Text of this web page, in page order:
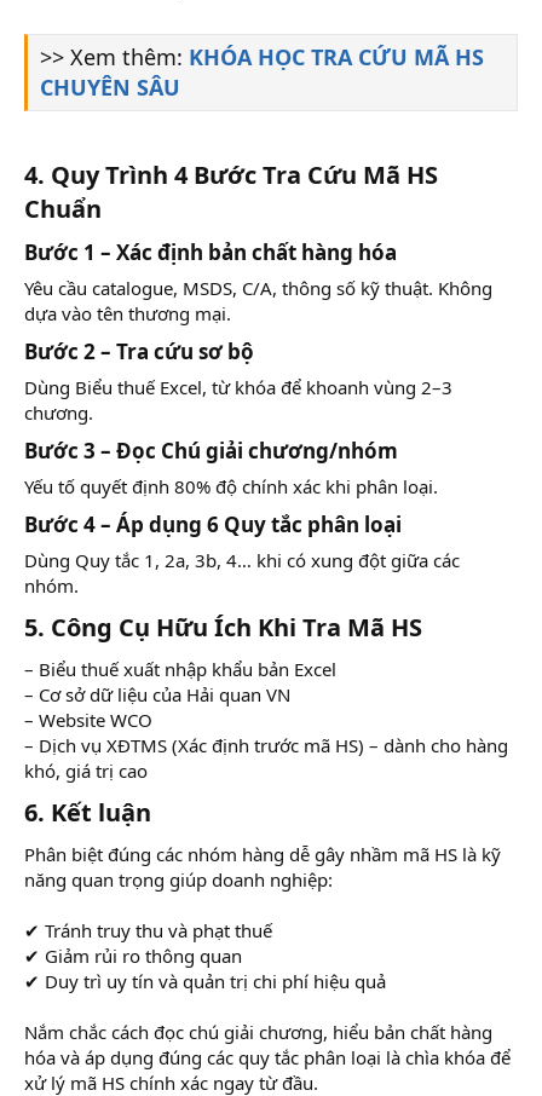
>> Xem thêm: KHÓA HỌC TRA CỨU MÃ HS
CHUYÊN SÂU
4. Quy Trình 4 Bước Tra Cứu Mã HS
Chuẩn
Bước 1 – Xác định bản chất hàng hóa
Yêu cầu catalogue, MSDS, C/A, thông số kỹ thuật. Không
dựa vào tên thương mại.
Bước 2 – Tra cứu sơ bộ
Dùng Biểu thuế Excel, từ khóa để khoanh vùng 2–3
chương.
Bước 3 – Đọc Chú giải chương/nhóm
Yếu tố quyết định 80% độ chính xác khi phân loại.
Bước 4 – Áp dụng 6 Quy tắc phân loại
Dùng Quy tắc 1, 2a, 3b, 4… khi có xung đột giữa các
nhóm.
5. Công Cụ Hữu Ích Khi Tra Mã HS
– Biểu thuế xuất nhập khẩu bản Excel
– Cơ sở dữ liệu của Hải quan VN
– Website WCO
– Dịch vụ XĐTMS (Xác định trước mã HS) – dành cho hàng
khó, giá trị cao
6. Kết luận
Phân biệt đúng các nhóm hàng dễ gây nhầm mã HS là kỹ
năng quan trọng giúp doanh nghiệp:
✔ Tránh truy thu và phạt thuế
✔ Giảm rủi ro thông quan
✔ Duy trì uy tín và quản trị chi phí hiệu quả
Nắm chắc cách đọc chú giải chương, hiểu bản chất hàng
hóa và áp dụng đúng các quy tắc phân loại là chìa khóa để
xử lý mã HS chính xác ngay từ đầu.